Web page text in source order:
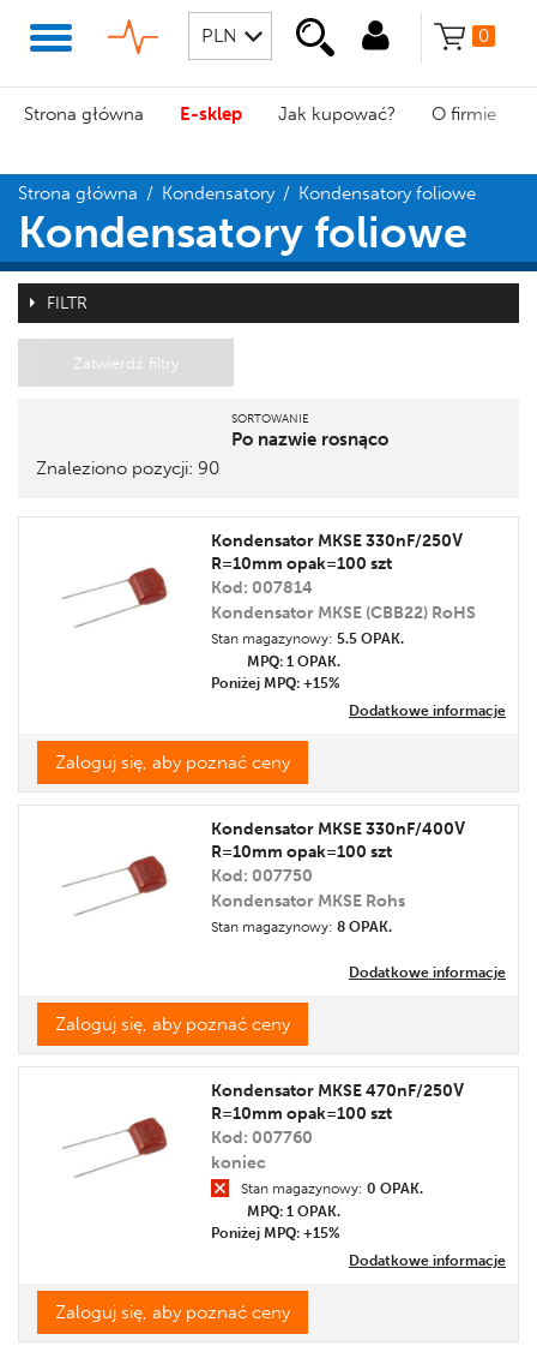
0
Strona główna E-sklep Jak kupować? O firmie
Strona główna / Kondensatory / Kondensatory foliowe
Kondensatory foliowe
FILTR
Zatwierdź filtry
SORTOWANIE
Po nazwie rosnąco
Cena
Etykieta
Znaleziono pozycji: 90
Kondensator MKSE 330nF/250V
R=10mm opak=100 szt
Kod: 007814
Kondensator MKSE (CBB22) RoHS
Stan magazynowy: 5.5 OPAK.
MPQ: 1 OPAK.
Poniżej MPQ: +15%
Dodatkowe informacje
Zaloguj się, aby poznać ceny
Kondensator MKSE 330nF/400V
R=10mm opak=100 szt
Kod: 007750
Kondensator MKSE Rohs
Stan magazynowy: 8 OPAK.
Dodatkowe informacje
Zaloguj się, aby poznać ceny
Kondensator MKSE 470nF/250V
R=10mm opak=100 szt
Kod: 007760
koniec
Stan magazynowy: 0 OPAK.
MPQ: 1 OPAK.
Poniżej MPQ: +15%
Dodatkowe informacje
Zaloguj się, aby poznać ceny